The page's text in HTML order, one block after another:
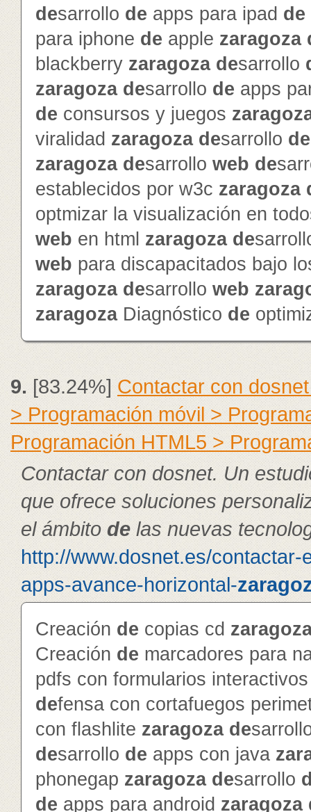
desarrollo de apps para ipad de
para iphone de apple zaragoza
blackberry zaragoza desarrollo
zaragoza desarrollo de apps
de consursos y juegos
viralidad zaragoza desarrollo de
zaragoza desarrollo web de
establecidos por w3c zaragoza
optmizar la visualización en
web en html zaragoza de
web para discapacitados bajo
zaragoza desarrollo web
zaragozaDiagnóstico de
9. [83.24%]Contactar con
> Programación móvil >
Programación HTML5 >
Contactar con dosnet. Un
que ofrece soluciones
el ámbito delas nuevas
http://www.dosnet.es/contactar-
apps-avance-horizontal-
Creación de copias cd
Creación de marcadores para
pdfs con formularios
defensa con cortafuegos
con flashlite zaragoza de
desarrollo de apps con java
phonegap zaragoza desarrollo
de apps para android zaragoza